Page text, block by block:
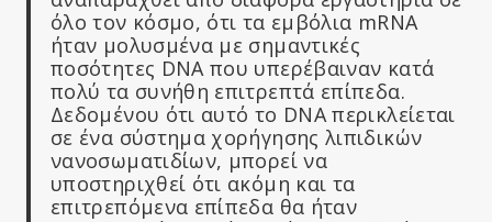
όλο τον κόσμο, ότι τα εμβόλια mRNA
ήταν μολυσμένα με σημαντικές
ποσότητες DNA που υπερέβαιναν κατά
πολύ τα συνήθη επιτρεπτά επίπεδα.
Δεδομένου ότι αυτό το DNA περικλείεται
σε ένα σύστημα χορήγησης λιπιδικών
νανοσωματιδίων, μπορεί να
υποστηριχθεί ότι ακόμη και τα
επιτρεπόμενα επίπεδα θα ήταν